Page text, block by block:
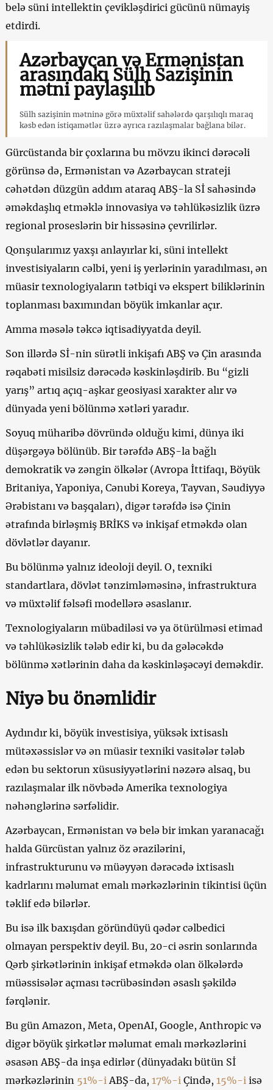
belə süni intellektin çevikləşdirici gücünü nümayiş
etdirdi.
Azərbaycan və Ermənistan
arasındakı Sülh Sazişinin
mətni paylaşılıb
Sülh sazişinin mətninə görə müxtəlif sahələrdə qarşılıqlı maraq
kəsb edən istiqamətlər üzrə ayrıca razılaşmalar bağlana bilər.
Gürcüstanda bir çoxlarına bu mövzu ikinci dərəcəli
görünsə də, Ermənistan və Azərbaycan strateji
cəhətdən düzgün addım ataraq ABŞ-la Sİ sahəsində
əməkdaşlıq etməklə innovasiya və təhlükəsizlik üzrə
regional proseslərin bir hissəsinə çevrilirlər.
Qonşularımız yaxşı anlayırlar ki, süni intellekt
investisiyaların cəlbi, yeni iş yerlərinin yaradılması, ən
müasir texnologiyaların tətbiqi və ekspert biliklərinin
toplanması baxımından böyük imkanlar açır.
Amma məsələ təkcə iqtisadiyyatda deyil.
Son illərdə Sİ-nin sürətli inkişafı ABŞ və Çin arasında
rəqabəti misilsiz dərəcədə kəskinləşdirib. Bu “gizli
yarış” artıq açıq-aşkar geosiyasi xarakter alır və
dünyada yeni bölünmə xətləri yaradır.
Soyuq müharibə dövründə olduğu kimi, dünya iki
düşərgəyə bölünüb. Bir tərəfdə ABŞ-la bağlı
demokratik və zəngin ölkələr (Avropa İttifaqı, Böyük
Britaniya, Yaponiya, Cənubi Koreya, Tayvan, Səudiyyə
Ərəbistanı və başqaları), digər tərəfdə isə Çinin
ətrafında birləşmiş BRİKS və inkişaf etməkdə olan
dövlətlər dayanır.
Bu bölünmə yalnız ideoloji deyil. O, texniki
standartlara, dövlət tənzimləməsinə, infrastruktura
və müxtəlif fəlsəfi modellərə əsaslanır.
Texnologiyaların mübadiləsi və ya ötürülməsi etimad
və təhlükəsizlik tələb edir ki, bu da gələcəkdə
bölünmə xətlərinin daha da kəskinləşəcəyi deməkdir.
Niyə bu önəmlidir
Aydındır ki, böyük investisiya, yüksək ixtisaslı
mütəxəssislər və ən müasir texniki vasitələr tələb
edən bu sektorun xüsusiyyətlərini nəzərə alsaq, bu
razılaşmalar ilk növbədə Amerika texnologiya
nəhənglərinə sərfəlidir.
Azərbaycan, Ermənistan və belə bir imkan yaranacağı
halda Gürcüstan yalnız öz ərazilərini,
infrastrukturunu və müəyyən dərəcədə ixtisaslı
kadrlarını məlumat emalı mərkəzlərinin tikintisi üçün
təklif edə bilərlər.
Bu isə ilk baxışdan göründüyü qədər cəlbedici
olmayan perspektiv deyil. Bu, 20-ci əsrin sonlarında
Qərb şirkətlərinin inkişaf etməkdə olan ölkələrdə
müəssisələr açması təcrübəsindən əsaslı şəkildə
fərqlənir.
Bu gün Amazon, Meta, OpenAI, Google, Anthropic və
digər böyük şirkətlər məlumat emalı mərkəzlərini
əsasən ABŞ-da inşa edirlər (dünyadakı bütün Sİ
mərkəzlərinin 51%-i ABŞ-da, 17%-i Çində, 15%-i isə